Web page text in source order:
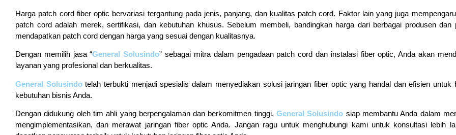
Harga patch cord fiber optic bervariasi tergantung pada jenis, panjang, dan kualitas patch cord. Faktor lain yang juga
patch cord adalah merek, sertifikasi, dan kebutuhan khusus. Sebelum membeli, bandingkan harga dari berbagai produsen dan
mendapatkan patch cord dengan harga yang sesuai dengan kualitasnya.
Dengan memilih jasa “General Solusindo” sebagai mitra dalam pengadaan patch cord dan instalasi fiber optic, Anda akan
layanan yang profesional dan berkualitas.
General Solusindotelah terbukti menjadi spesialis dalam menyediakan solusi jaringan fiber optic yang handal dan efisien untuk
kebutuhan bisnis Anda.
Dengan didukung oleh tim ahli yang berpengalaman dan berkomitmen tinggi,General Solusindo siap membantu Anda dalam
mengimplementasikan, dan merawat jaringan fiber optic Anda. Jangan ragu untuk menghubungi kami untuk konsultasi lebih